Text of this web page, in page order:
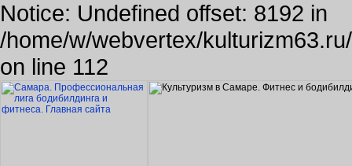
Notice: Undefined offset: 8192 in
/home/w/webvertex/
on line 112